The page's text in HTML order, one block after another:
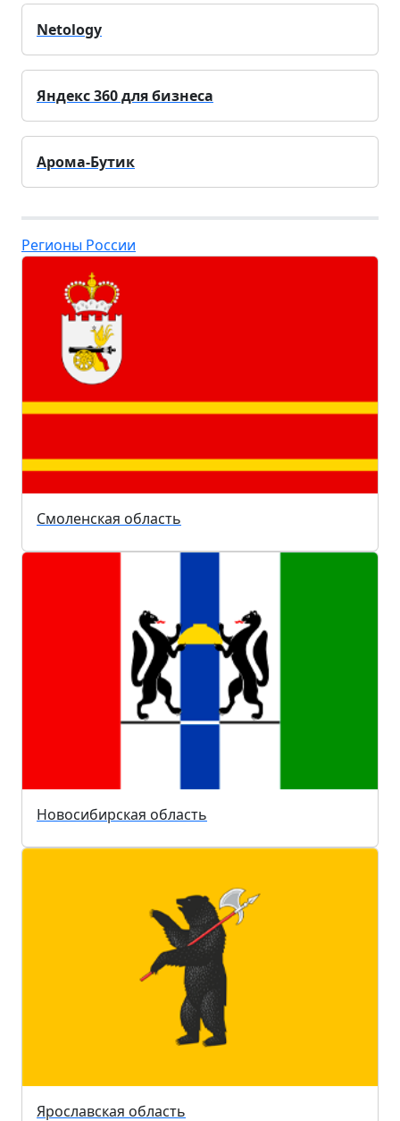
Netology
Яндекс 360 для бизнеса
Арома-Бутик
Регионы России
Смоленская область
Новосибирская область
Ярославская область